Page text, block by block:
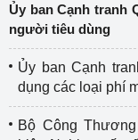
Ủy ban Cạnh tranh
người tiêu dùng
Ủy ban Cạnh
dụng các loại phí
Bộ Công